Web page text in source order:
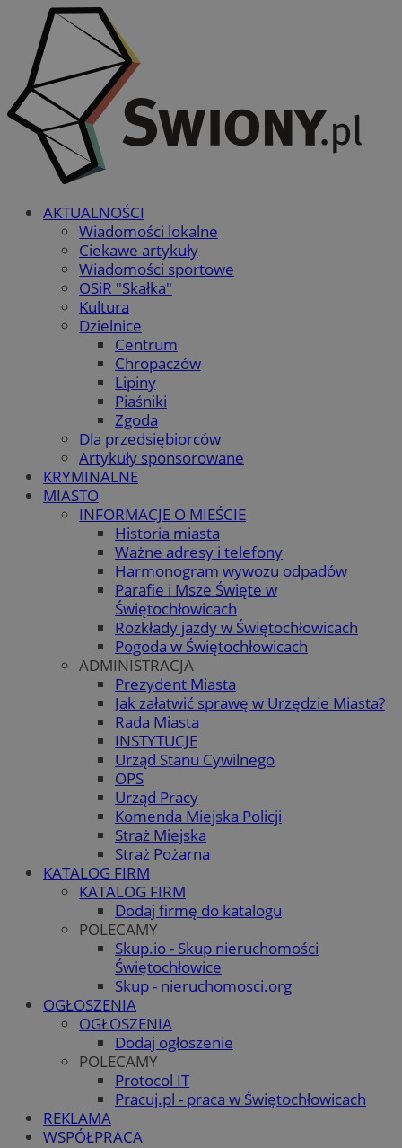
AKTUALNOŚCI
Wiadomości lokalne
Ciekawe artykuły
Wiadomości sportowe
OSiR "Skałka"
Kultura
Dzielnice
Centrum
Chropaczów
Lipiny
Piaśniki
Zgoda
Dla przedsiębiorców
Artykuły sponsorowane
KRYMINALNE
MIASTO
INFORMACJE O MIEŚCIE
Historia miasta
Ważne adresy i telefony
Harmonogram wywozu odpadów
Parafie i Msze Święte w
Świętochłowicach
Rozkłady jazdy w Świętochłowicach
Pogoda w Świętochłowicach
ADMINISTRACJA
Prezydent Miasta
Jak załatwić sprawę w Urzędzie Miasta?
Rada Miasta
INSTYTUCJE
Urząd Stanu Cywilnego
OPS
Urząd Pracy
Komenda Miejska Policji
Straż Miejska
Straż Pożarna
KATALOG FIRM
KATALOG FIRM
Dodaj firmę do katalogu
POLECAMY
Skup.io - Skup nieruchomości
Świętochłowice
Skup - nieruchomosci.org
OGŁOSZENIA
OGŁOSZENIA
Dodaj ogłoszenie
POLECAMY
Protocol IT
Pracuj.pl - praca w Świętochłowicach
REKLAMA
WSPÓŁPRACA